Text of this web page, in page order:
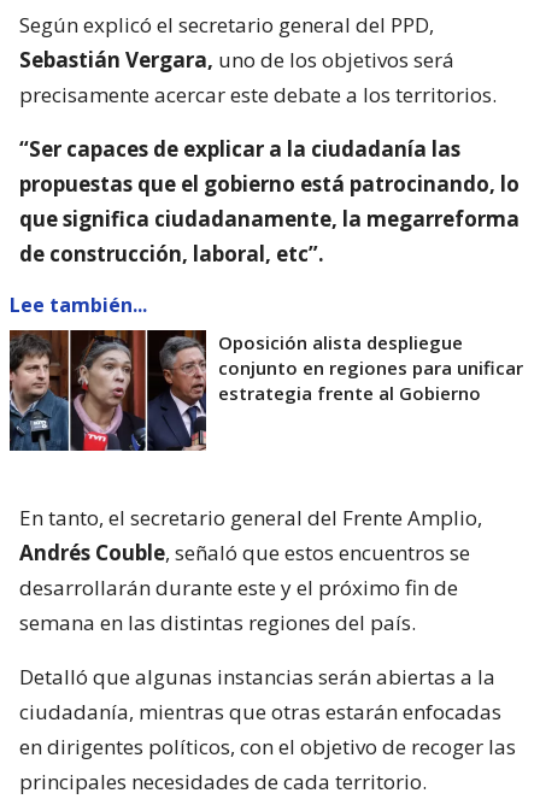
Según explicó el secretario general del PPD,
Sebastián Vergara, uno de los objetivos será
precisamente acercar este debate a los territorios.
“Ser capaces de explicar a la ciudadanía las
propuestas que el gobierno está patrocinando, lo
que significa ciudadanamente, la megarreforma
de construcción, laboral, etc”.
Lee también...
Oposición alista despliegue
conjunto en regiones para unificar
estrategia frente al Gobierno
En tanto, el secretario general del Frente Amplio,
Andrés Couble, señaló que estos encuentros se
desarrollarán durante este y el próximo fin de
semana en las distintas regiones del país.
Detalló que algunas instancias serán abiertas a la
ciudadanía, mientras que otras estarán enfocadas
en dirigentes políticos, con el objetivo de recoger las
principales necesidades de cada territorio.